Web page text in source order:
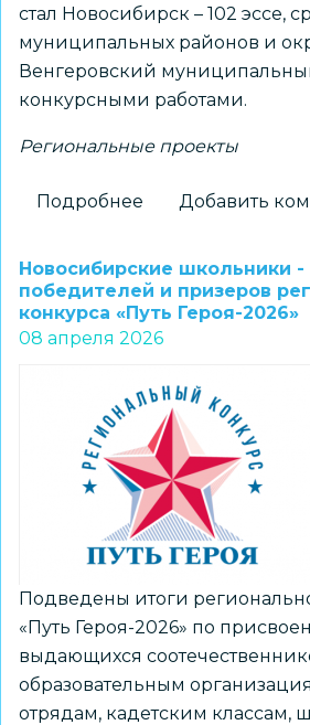
стал Новосибирск – 102 эссе,
муниципальных районов и
Венгеровский
конкурсными работами.
Региональные проекты
Подробнее
и
призеры
регионального
эссе
по
финансовой
грамотности
«Есть
мнение»
Добавить
Новосибирские школьники -
победителей и призеров
конкурса «Путь Героя-2026»
08 апреля 2026
Подведены итоги
«Путь Героя-2026» по
выдающихся
образовательным
отрядам, кадетским классам,